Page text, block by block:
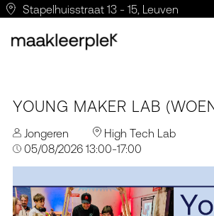
Stapelhuisstraat 13 - 15, Leuven
YOUNG MAKER LAB
Jongeren
High Tech Lab
05/08/2026 13:00-17:00